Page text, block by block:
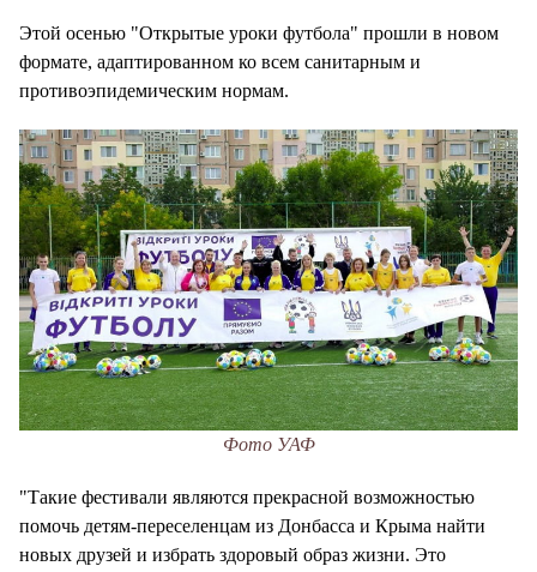
Этой осенью "Открытые уроки футбола" прошли в новом
формате, адаптированном ко всем санитарным и
противоэпидемическим нормам.
Фото УАФ
"Такие фестивали являются прекрасной возможностью
помочь детям-переселенцам из Донбасса и Крыма найти
новых друзей и избрать здоровый образ жизни. Это